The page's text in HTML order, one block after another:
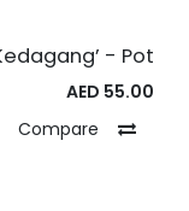
- Pot
55.00
Compare